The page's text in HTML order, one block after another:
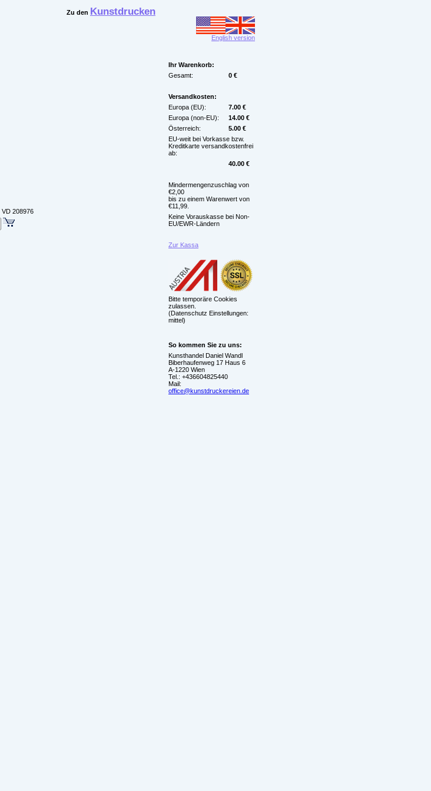
Zu den Kunstdrucken
English version
VD 208976
Ihr Warenkorb:
Gesamt:
0 €
Versandkosten:
Europa (EU):
7.00 €
Europa (non-EU):
14.00 €
Österreich:
5.00 €
EU-weit bei Vorkasse bzw.
Kreditkarte versandkostenfrei
ab:
40.00 €
Mindermengenzuschlag von
€2,00
bis zu einem Warenwert von
€11,99.
Keine Vorauskasse bei Non-
EU/EWR-Ländern
Zur Kassa
Bitte temporäre Cookies
zulassen.
(Datenschutz Einstellungen:
mittel)
So kommen Sie zu uns:
Kunsthandel Daniel Wandl
Biberhaufenweg 17 Haus 6
A-1220 Wien
Tel.: +436604825440
Mail:
office@kunstdruckereien.de